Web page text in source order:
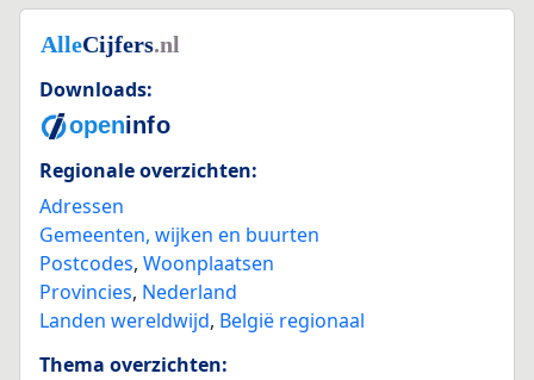
Downloads:
Regionale overzichten:
Adressen
Gemeenten, wijken en buurten
Postcodes, Woonplaatsen
Provincies, Nederland
Landen wereldwijd, België regionaal
Thema overzichten: